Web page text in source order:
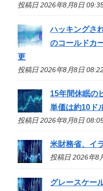
投稿日 2026年8月8日
ハッキングさ
のコールドカ
更
投稿日 2026年8月8日
15年間休眠の
単価は約10ド
投稿日 2026年8月8日
米財務省、イ
投稿日 2026年8
グレースケー